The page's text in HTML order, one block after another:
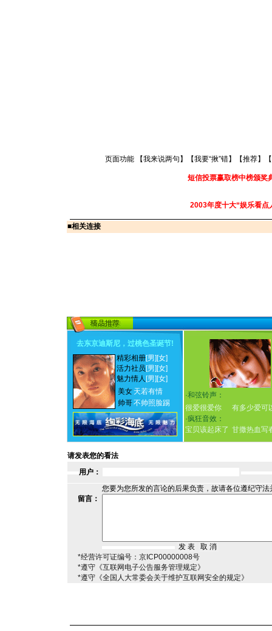
页面功能 【我来说两句 】【我要“揪”错】【推荐】
短信投票赢取榜中榜颁奖
2003年度十大“娱乐看点
■相关连接
去东京迪斯尼，过桃色圣诞节!
精彩相册[男] [女]
活力社员 [男] [女]
魅力情人 [男] [女]
美女 天若有情
帅哥不帅照脸踢
·和弦铃声：
很爱很爱你
有多少爱可
·疯狂音效：
宝贝该起床了 甘撒热血写
请发表您的看法
用户：
您要为您所发的言论的后果负责，故请各位遵纪守
留言：
*经营许可证编号：京ICP00000008号
*遵守《互联网电子公告服务管理规定》
*遵守《全国人大常委会关于维护互联网安全的规定》